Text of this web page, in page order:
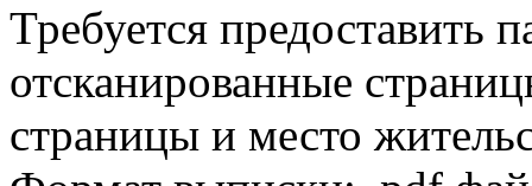
Требуется предоставить
отсканированные
страницы и место